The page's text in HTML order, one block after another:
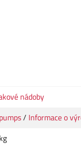
nádoby
/ Informace o